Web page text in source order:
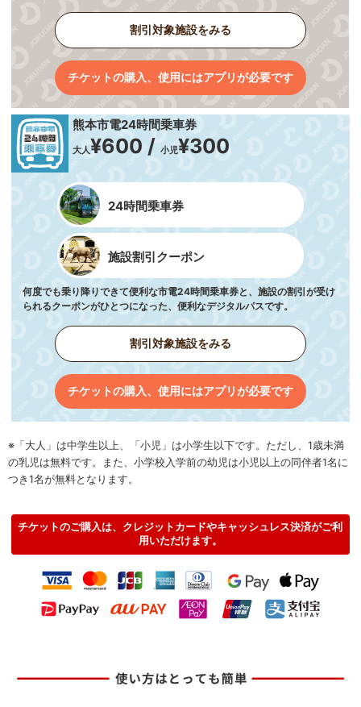
割引対象施設をみる
チケットの購入、使用にはアプリが必要です
熊本市電24時間乗車券
大人¥600 /小児¥300
24時間乗車券
施設割引クーポン
何度でも乗り降りできて便利な市電24時間乗車券と、施設の割引が受け
られるクーポンがひとつになった、便利なデジタルパスです。
割引対象施設をみる
チケットの購入、使用にはアプリが必要です
※「大人」は中学生以上、「小児」は小学生以下です。ただし、1歳未満
の乳児は無料です。また、小学校入学前の幼児は小児以上の同伴者1名に
つき1名が無料となります。
チケットのご購入は、クレジットカードやキャッシュレス決済がご利
用いただけます。